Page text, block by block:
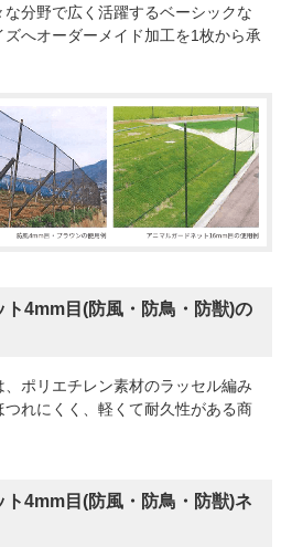
分野で広く活躍するベーシックな
へオーダーメイド加工を1枚から承
ト4mm目(防風・防鳥・防獣)の
、ポリエチレン素材のラッセル編み
れにくく、軽くて耐久性がある商
4mm目(防風・防鳥・防獣)ネ